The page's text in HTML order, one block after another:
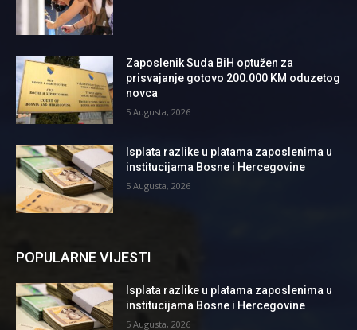
Zaposlenik Suda BiH optužen za
prisvajanje gotovo 200.000 KM oduzetog
novca
5 Augusta, 2026
Isplata razlike u platama zaposlenima u
institucijama Bosne i Hercegovine
5 Augusta, 2026
POPULARNE VIJESTI
Isplata razlike u platama zaposlenima u
institucijama Bosne i Hercegovine
5 Augusta, 2026